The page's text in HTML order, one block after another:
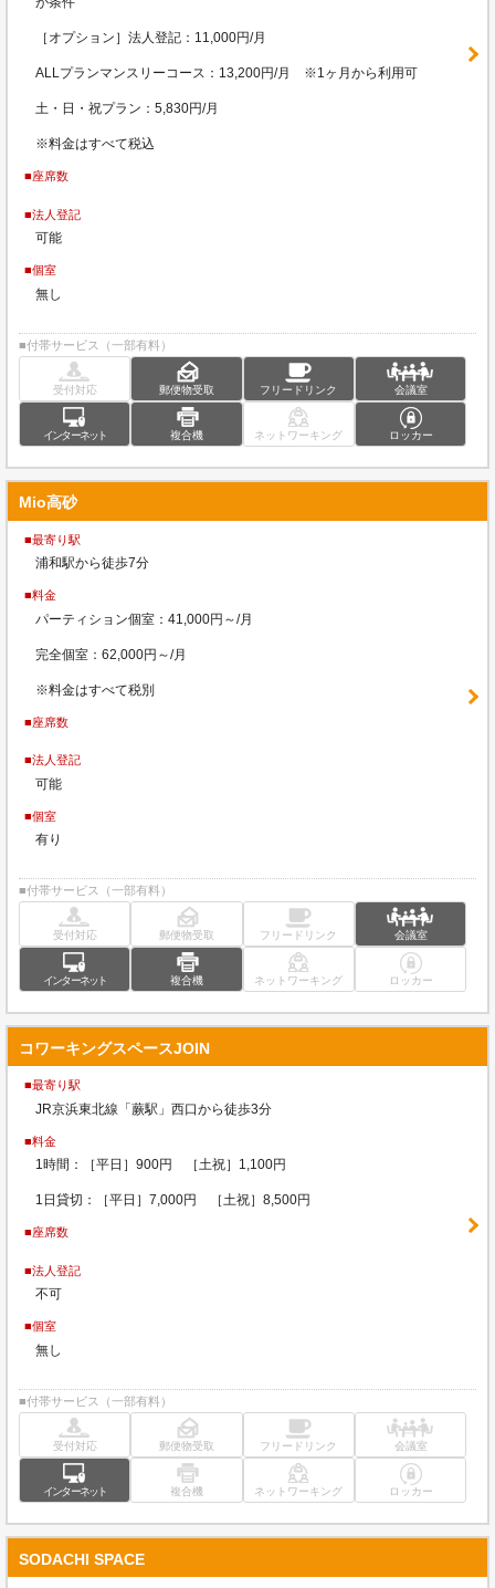
［オプション］法人登記：11,000円/月
ALLプランマンスリーコース：13,200円/月 ※1ヶ月から利用可
土・日・祝プラン：5,830円/月
※料金はすべて税込
■座席数
■法人登記
可能
■個室
無し
■付帯サービス（一部有料）
受付対応 郵便物受取 フリードリンク 会議室
インターネット 複合機 ネットワーキング ロッカー
Mio高砂
■最寄り駅
浦和駅から徒歩7分
■料金
パーティション個室：41,000円～/月
完全個室：62,000円～/月
※料金はすべて税別
■座席数
■法人登記
可能
■個室
有り
■付帯サービス（一部有料）
受付対応 郵便物受取 フリードリンク 会議室
インターネット 複合機 ネットワーキング ロッカー
コワーキングスペースJOIN
■最寄り駅
JR京浜東北線「蕨駅」西口から徒歩3分
■料金
1時間：［平日］900円 ［土祝］1,100円
1日貸切：［平日］7,000円 ［土祝］8,500円
■座席数
■法人登記
不可
■個室
無し
■付帯サービス（一部有料）
受付対応 郵便物受取 フリードリンク 会議室
インターネット 複合機 ネットワーキング ロッカー
SODACHI SPACE